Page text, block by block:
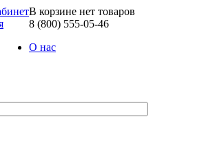
В корзине нет товаров
8 (800) 555-05-46
О нас